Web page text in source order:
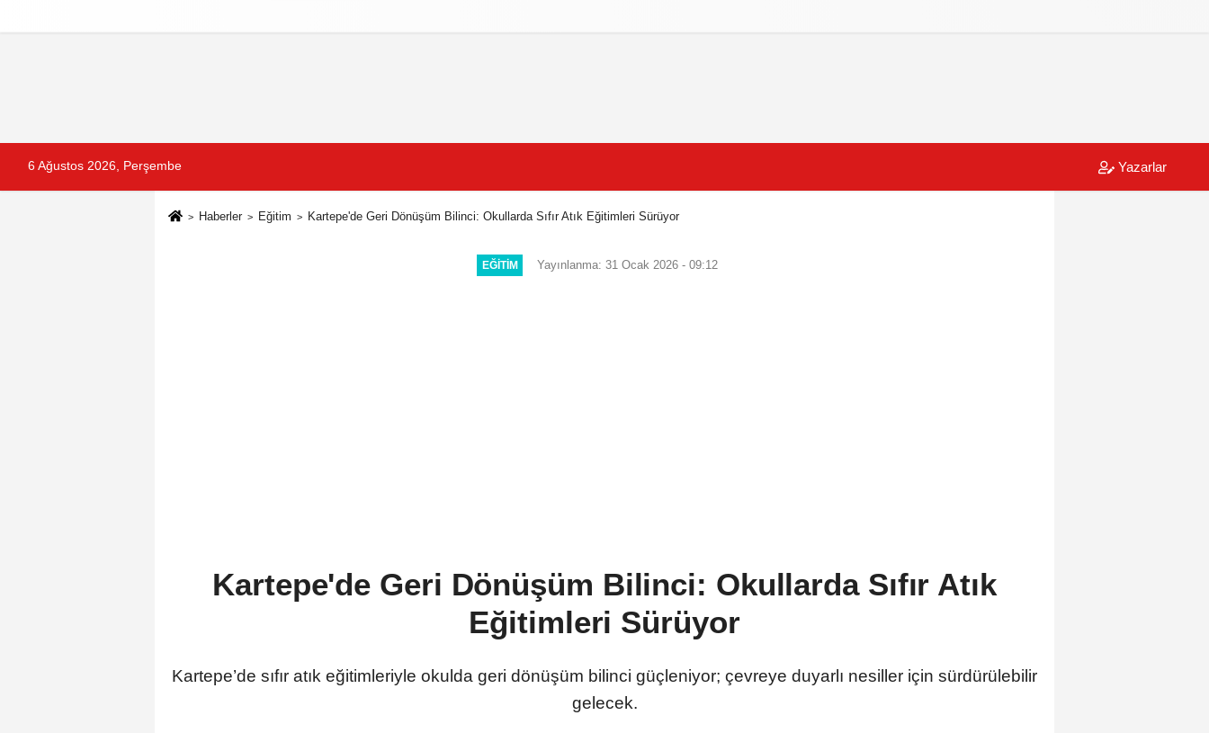
6 Ağustos 2026, Perşembe Yazarlar
Haberler Eğitim Kartepe'de Geri Dönüşüm Bilinci: Okullarda Sıfır Atık Eğitimleri Sürüyor
EĞITIM Yayınlanma: 31 Ocak 2026 - 09:12
Kartepe'de Geri Dönüşüm Bilinci: Okullarda Sıfır Atık
Eğitimleri Sürüyor
Kartepe’de sıfır atık eğitimleriyle okulda geri dönüşüm bilinci güçleniyor; çevreye duyarlı nesiller için sürdürülebilir
gelecek.